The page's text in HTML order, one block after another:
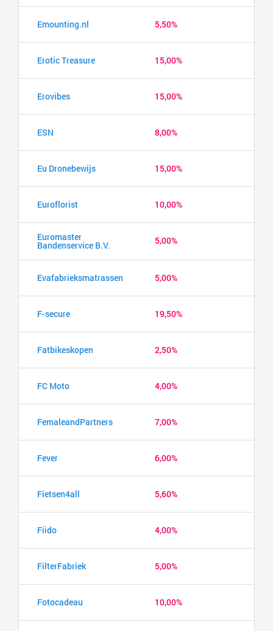
Emounting.nl 5,50%
Erotic Treasure 15,00%
Erovibes 15,00%
ESN 8,00%
Eu Dronebewijs 15,00%
Euroflorist 10,00%
Euromaster
Bandenservice B.V. 5,00%
Evafabrieksmatrassen 5,00%
F-secure 19,50%
Fatbikeskopen 2,50%
FC Moto 4,00%
FemaleandPartners 7,00%
Fever 6,00%
Fietsen4all 5,60%
Fiido 4,00%
FilterFabriek 5,00%
Fotocadeau 10,00%